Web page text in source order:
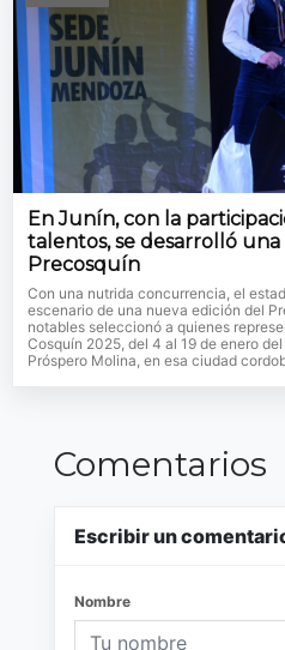
En Junín, con la
talentos, se desarrolló
Precosquín
Con una nutrida concurrencia, el
escenario de una nueva edición del
notables seleccionó a quienes
Cosquín 2025, del 4 al 19 de enero
Próspero Molina, en esa ciudad
Comentarios
Escribir un
Nombre